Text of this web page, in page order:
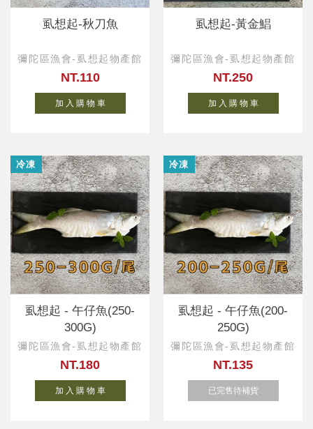
虱想起-秋刀魚
彌陀區漁會-虱想起物產館
NT.110
加 入 購 物 車
虱想起-黃金鯧
彌陀區漁會-虱想起物產館
NT.250
加 入 購 物 車
冷凍
虱想起 - 午仔魚(250-
300G)
彌陀區漁會-虱想起物產館
NT.180
加 入 購 物 車
冷凍
虱想起 - 午仔魚(200-
250G)
彌陀區漁會-虱想起物產館
NT.135
已完售待補貨